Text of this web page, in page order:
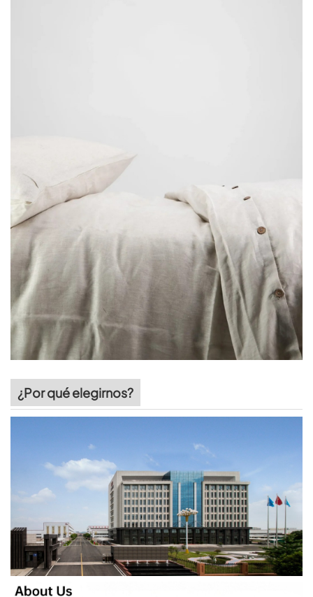
¿Por qué elegirnos?